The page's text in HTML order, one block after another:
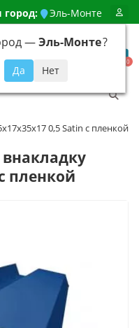
город: Эль-Монте
—Эль-Монте?
0
0,5 Satin с пленкой
пленкой